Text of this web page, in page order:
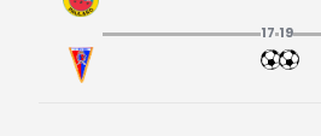
17 19